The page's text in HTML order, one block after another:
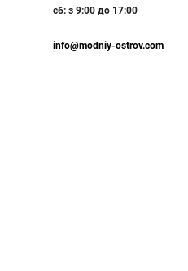
сб: з 9:00 до 17:00
info@modniy-ostrov.com